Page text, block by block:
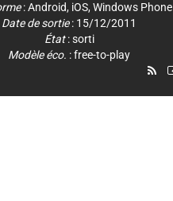
:Android, iOS, Windows Phone
Date de sortie: 15/12/2011
État: sorti
Modèle éco. : free-to-play